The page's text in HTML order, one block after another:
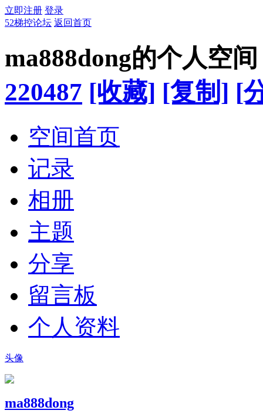
立即注册 登录
52梯控论坛 返回首页
ma888dong的个人空间
220487 [收藏] [复制] [
空间首页
记录
相册
主题
分享
留言板
个人资料
头像
ma888dong